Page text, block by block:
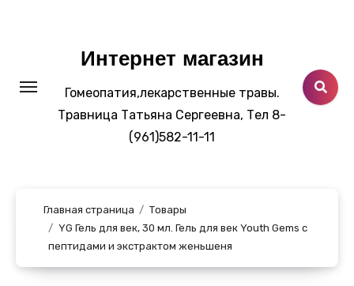
Интернет магазин
Гомеопатия,лекарственные травы.
Травница Татьяна Сергеевна, Тел 8-
(961)582-11-11
Главная страница
Товары
YG Гель для век, 30 мл. Гель для век Youth Gems с
пептидами и экстрактом женьшеня